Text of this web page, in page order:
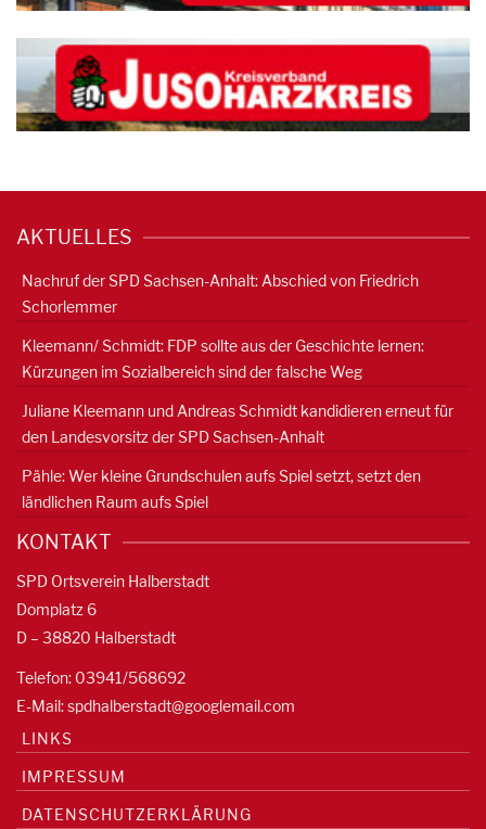
AKTUELLES
Nachruf der SPD Sachsen-Anhalt: Abschied von Friedrich
Schorlemmer
Kleemann/ Schmidt: FDP sollte aus der Geschichte lernen:
Kürzungen im Sozialbereich sind der falsche Weg
Juliane Kleemann und Andreas Schmidt kandidieren erneut für
den Landesvorsitz der SPD Sachsen-Anhalt
Pähle: Wer kleine Grundschulen aufs Spiel setzt, setzt den
ländlichen Raum aufs Spiel
KONTAKT
SPD Ortsverein Halberstadt
Domplatz 6
D – 38820 Halberstadt
Telefon: 03941/568692
E-Mail:spdhalberstadt@googlemail.com
LINKS
IMPRESSUM
DATENSCHUTZERKLÄRUNG